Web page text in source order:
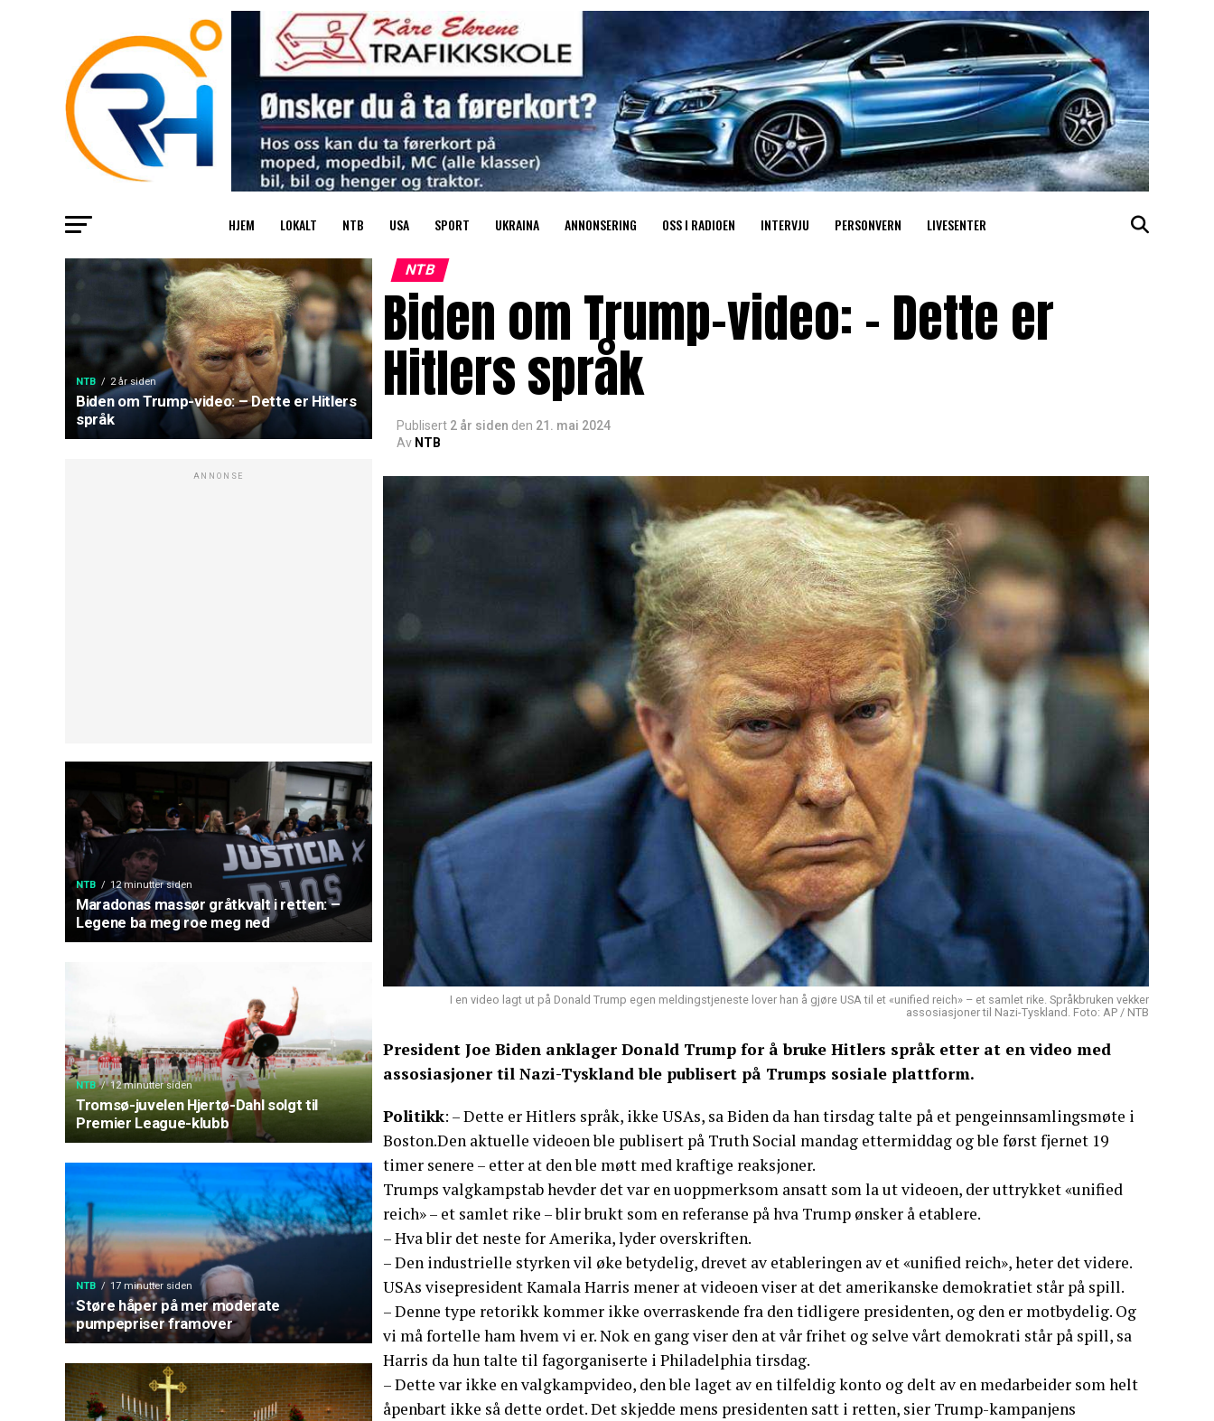
HJEM LOKALT NTB USA SPORT UKRAINA ANNONSERING OSS I RADIOEN INTERVJU PERSONVERN LIVESENTER
NTB 2 år siden
Biden om Trump-video: – Dette er Hitlers
språk
ANNONSE
NTB 12 minutter siden
Maradonas massør gråtkvalt i retten: –
Legene ba meg roe meg ned
NTB 12 minutter siden
Tromsø-juvelen Hjertø-Dahl solgt til
Premier League-klubb
NTB 17 minutter siden
Støre håper på mer moderate
pumpepriser framover
NTB
Biden om Trump-video: – Dette er
Hitlers språk
Publisert 2 år siden den 21. mai 2024
Av NTB
I en video lagt ut på Donald Trump egen meldingstjeneste lover han å gjøre USA til et «unified reich» – et samlet rike. Språkbruken vekker
assosiasjoner til Nazi-Tyskland. Foto: AP / NTB
President Joe Biden anklager Donald Trump for å bruke Hitlers språk etter at en video med
assosiasjoner til Nazi-Tyskland ble publisert på Trumps sosiale plattform.
Politikk: – Dette er Hitlers språk, ikke USAs, sa Biden da han tirsdag talte på et pengeinnsamlingsmøte i
Boston.Den aktuelle videoen ble publisert på Truth Social mandag ettermiddag og ble først fjernet 19
timer senere – etter at den ble møtt med kraftige reaksjoner.
Trumps valgkampstab hevder det var en uoppmerksom ansatt som la ut videoen, der uttrykket «unified
reich» – et samlet rike – blir brukt som en referanse på hva Trump ønsker å etablere.
– Hva blir det neste for Amerika, lyder overskriften.
– Den industrielle styrken vil øke betydelig, drevet av etableringen av et «unified reich», heter det videre.
USAs visepresident Kamala Harris mener at videoen viser at det amerikanske demokratiet står på spill.
– Denne type retorikk kommer ikke overraskende fra den tidligere presidenten, og den er motbydelig. Og
vi må fortelle ham hvem vi er. Nok en gang viser den at vår frihet og selve vårt demokrati står på spill, sa
Harris da hun talte til fagorganiserte i Philadelphia tirsdag.
– Dette var ikke en valgkampvideo, den ble laget av en tilfeldig konto og delt av en medarbeider som helt
åpenbart ikke så dette ordet. Det skjedde mens presidenten satt i retten, sier Trump-kampanjens